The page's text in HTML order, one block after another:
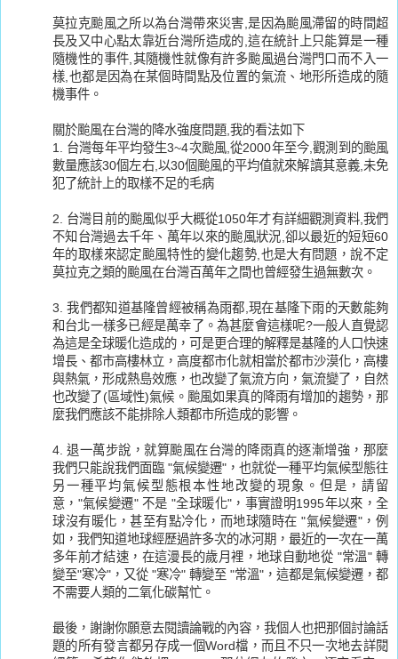
莫拉克颱風之所以為台灣帶來災害,是因為颱風滯留的時間超
長及又中心點太靠近台灣所造成的,這在統計上只能算是一種
隨機性的事件,其隨機性就像有許多颱風過台灣門口而不入一
樣,也都是因為在某個時間點及位置的氣流、地形所造成的隨
機事件。
關於颱風在台灣的降水強度問題,我的看法如下
1. 台灣每年平均發生3~4次颱風,從2000年至今,觀測到的颱風
數量應該30個左右,以30個颱風的平均值就來解讀其意義,未免
犯了統計上的取樣不足的毛病
2. 台灣目前的颱風似乎大概從1050年才有詳細觀測資料,我們
不知台灣過去千年、萬年以來的颱風狀況,卻以最近的短短60
年的取樣來認定颱風特性的變化趨勢,也是大有問題，說不定
莫拉克之類的颱風在台灣百萬年之間也曾經發生過無數次。
3. 我們都知道基隆曾經被稱為雨都,現在基隆下雨的天數能夠
和台北一樣多已經是萬幸了。為甚麼會這樣呢?一般人直覺認
為這是全球暖化造成的，可是更合理的解釋是基隆的人口快速
增長、都市高樓林立，高度都市化就相當於都市沙漠化，高樓
與熱氣，形成熱島效應，也改變了氣流方向，氣流變了，自然
也改變了(區域性)氣候。颱風如果真的降雨有增加的趨勢，那
麼我們應該不能排除人類都市所造成的影響。
4. 退一萬步說，就算颱風在台灣的降雨真的逐漸增強，那麼
我們只能說我們面臨 "氣候變遷"，也就從一種平均氣候型態往
另一種平均氣候型態根本性地改變的現象。但是，請留
意，"氣候變遷" 不是 "全球暖化"，事實證明1995年以來，全
球沒有暖化，甚至有點冷化，而地球隨時在 "氣候變遷"，例
如，我們知道地球經歷過許多次的冰河期，最近的一次在一萬
多年前才結速，在這漫長的歲月裡，地球自動地從 "常溫" 轉
變至"寒冷"，又從 "寒冷" 轉變至 "常溫"，這都是氣候變遷，都
不需要人類的二氧化碳幫忙。
最後，謝謝你願意去閱讀論戰的內容，我個人也把那個討論話
題的所有發言都另存成一個Word檔，而且不只一次地去詳閱